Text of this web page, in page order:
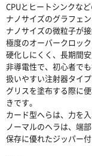
CPUとヒートシンクな
ナノサイズのグラフェ
ナノサイズの微粒子が
極度のオーバークロッ
硬化しにくく、長期間安
非導電性で、初心者でも
扱いやすい注射器タイプ
グリスを塗布する際に
きです。
カード型へらは、力を
ノーマルのヘラは、端
保存に優れたジッパー